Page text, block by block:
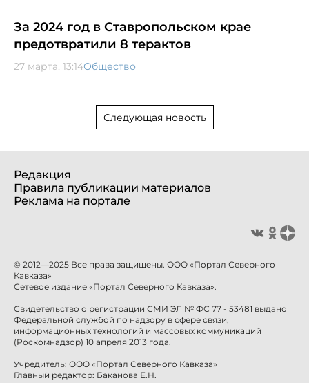
За 2024 год в Ставропольском крае
предотвратили 8 терактов
27 марта, 13:14Общество
Следующая новость
Редакция
Правила публикации материалов
Реклама на портале
© 2012—2025 Все права защищены. ООО «Портал Северного
Кавказа»
Сетевое издание «Портал Северного Кавказа».
Свидетельство о регистрации СМИ ЭЛ № ФС 77 - 53481 выдано
Федеральной службой по надзору в сфере связи,
информационных технологий и массовых коммуникаций
(Роскомнадзор) 10 апреля 2013 года.
Учредитель: ООО «Портал Северного Кавказа»
Главный редактор: Баканова Е.Н.